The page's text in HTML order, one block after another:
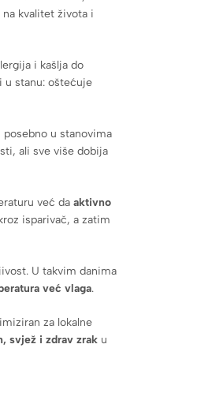
kvalitet života i
i kašlja do
u stanu: oštećuje
u stanovima
ali sve više dobija
već da aktivno
isparivač, a zatim
U takvim danima
već vlaga.
za lokalne
svjež i zdrav zrak u